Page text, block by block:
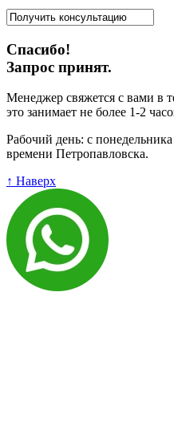
Спасибо!
Запрос принят.
Менеджер свяжется с вами в
это занимает не более 1-2
Рабочий день: с
времени Петропавловска.
↑ Наверх